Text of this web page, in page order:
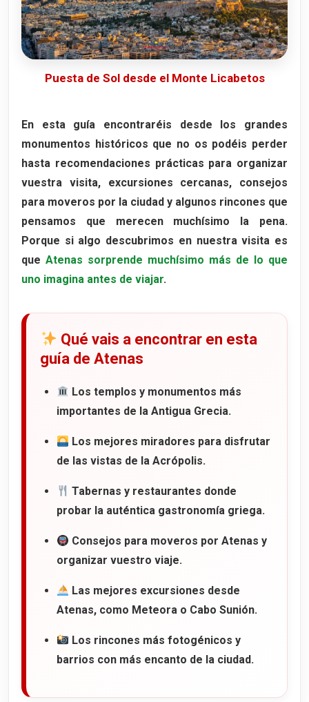
Dionisio
Las Grandes Dionisias
Qué se puede ver actualmente
Qué hace especial al Odeón de Herodes
Ático
Historia del teatro
Puesta de Sol desde el Monte Licabetos
En esta guía encontraréis desde los grandes
monumentos históricos que no os podéis perder
hasta recomendaciones prácticas para organizar
vuestra visita, excursiones cercanas, consejos
para moveros por la ciudad y algunos rincones que
pensamos que merecen muchísimo la pena.
Porque si algo descubrimos en nuestra visita es
que Atenas sorprende muchísimo más de lo que
uno imagina antes de viajar.
Qué vais a encontrar en esta
guía de Atenas
Los templos y monumentos más
importantes de la Antigua Grecia.
Los mejores miradores para disfrutar
de las vistas de la Acrópolis.
Tabernas y restaurantes donde
probar la auténtica gastronomía griega.
Consejos para moveros por Atenas y
organizar vuestro viaje.
Las mejores excursiones desde
Atenas, como Meteora o Cabo Sunión.
Los rincones más fotogénicos y
barrios con más encanto de la ciudad.